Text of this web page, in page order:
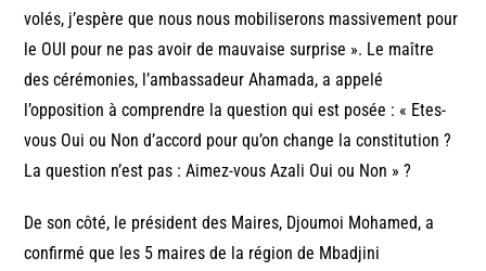
volés, j’espère que nous nous mobiliserons massivement pour
le OUI pour ne pas avoir de mauvaise surprise ». Le maître
des cérémonies, l’ambassadeur Ahamada, a appelé
l’opposition à comprendre la question qui est posée : « Etes-
vous Oui ou Non d’accord pour qu’on change la constitution ?
La question n’est pas : Aimez-vous Azali Oui ou Non » ?
De son côté, le président des Maires, Djoumoi Mohamed, a
confirmé que les 5 maires de la région de Mbadjini